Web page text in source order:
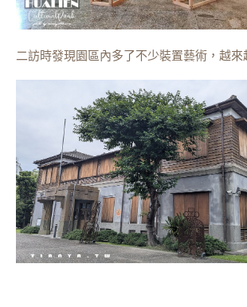
二訪時發現園區內多了不少裝置藝術，越來